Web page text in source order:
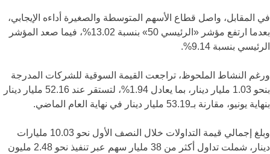
في المقابل، واصل قطاع الأسهم المتوسطة والصغيرة أداءه الإيجابي،
بعدما ارتفع مؤشر «الرئيسي 50» بنسبة 13.02%، فيما صعد المؤشر
الرئيسي بنسبة 9.14%.
ورغم النشاط الملحوظ، تراجعت القيمة السوقية للشركات المدرجة
بنحو 1.03 مليار دينار، بما يعادل 1.94%، لتستقر عند 52.16 مليار دينار
بنهاية يونيو، مقارنة بـ53.19 مليار دينار في نهاية العام الماضي.
وبلغ إجمالي قيمة التداولات خلال النصف الأول نحو 10.03 مليارات
دينار، شملت تداول أكثر من 38 مليار سهم عبر تنفيذ نحو 2.48 مليون